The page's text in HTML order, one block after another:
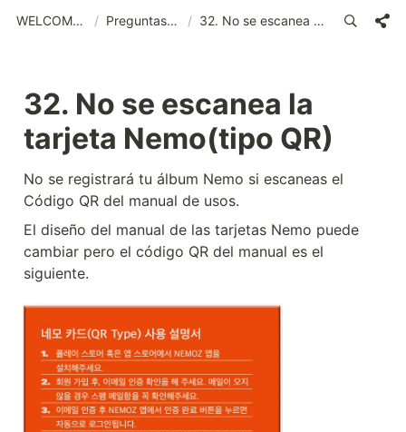
WELCOME (SPA)_old / Preguntas frecuentes / 32. No se escanea la tarjeta Nemo(tipo QR)
32. No se escanea la
tarjeta Nemo(tipo QR)
No se registrará tu álbum Nemo si escaneas el
Código QR del manual de usos.
El diseño del manual de las tarjetas Nemo puede
cambiar pero el código QR del manual es el
siguiente.